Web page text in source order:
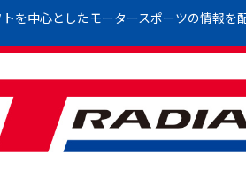
中心としたモータースポーツの情報を